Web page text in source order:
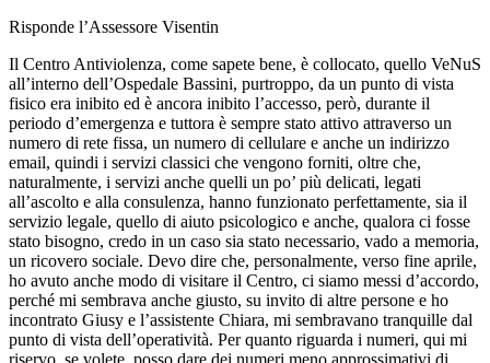
Risponde l’Assessore Visentin
Il Centro Antiviolenza, come sapete bene, è collocato, quello VeNuS
all’interno dell’Ospedale Bassini, purtroppo, da un punto di vista
fisico era inibito ed è ancora inibito l’accesso, però, durante il
periodo d’emergenza e tuttora è sempre stato attivo attraverso un
numero di rete fissa, un numero di cellulare e anche un indirizzo
email, quindi i servizi classici che vengono forniti, oltre che,
naturalmente, i servizi anche quelli un po’ più delicati, legati
all’ascolto e alla consulenza, hanno funzionato perfettamente, sia il
servizio legale, quello di aiuto psicologico e anche, qualora ci fosse
stato bisogno, credo in un caso sia stato necessario, vado a memoria,
un ricovero sociale. Devo dire che, personalmente, verso fine aprile,
ho avuto anche modo di visitare il Centro, ci siamo messi d’accordo,
perché mi sembrava anche giusto, su invito di altre persone e ho
incontrato Giusy e l’assistente Chiara, mi sembravano tranquille dal
punto di vista dell’operatività. Per quanto riguarda i numeri, qui mi
riservo, se volete, posso dare dei numeri meno approssimativi di